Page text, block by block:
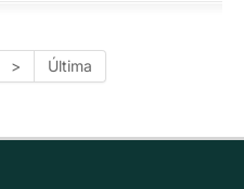
> Última